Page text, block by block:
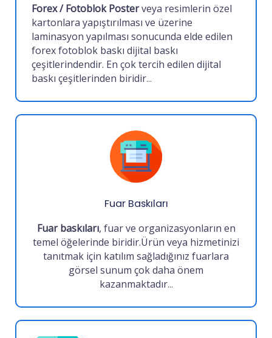
Forex / Fotoblok Posterveya resimlerin özel
kartonlara yapıştırılması ve üzerine
laminasyon yapılması sonucunda elde edilen
forex fotoblok baskı dijital baskı
çeşitlerindendir. En çok tercih edilen dijital
baskı çeşitlerinden biridir...
Fuar Baskıları
Fuar baskıları, fuar ve organizasyonların en
temel öğelerinde biridir.Ürün veya hizmetinizi
tanıtmak için katılım sağladığınız fuarlara
görsel sunum çok daha önem
kazanmaktadır...